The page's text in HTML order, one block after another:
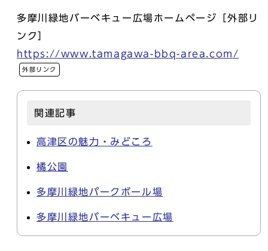
多摩川緑地バーベキュー広場ホームページ［外部リ
ンク］
https://www.tamagawa-bbq-area.com/
外部リンク
関連記事
高津区の魅力・みどころ
橘公園
多摩川緑地パークボール場
多摩川緑地バーベキュー広場